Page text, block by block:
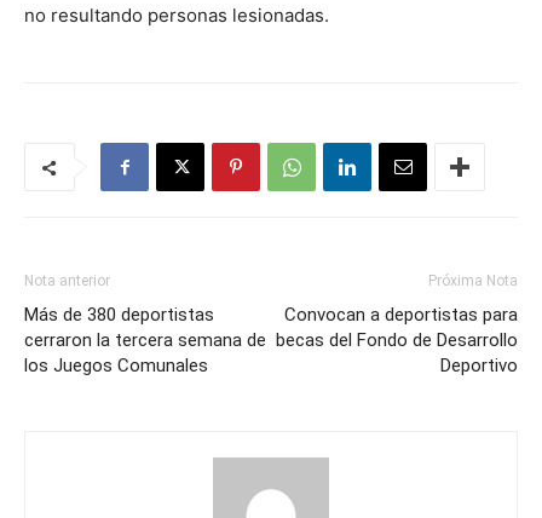
no resultando personas lesionadas.
Nota anterior
Más de 380 deportistas
cerraron la tercera semana de
los Juegos Comunales
Próxima Nota
Convocan a deportistas para
becas del Fondo de Desarrollo
Deportivo